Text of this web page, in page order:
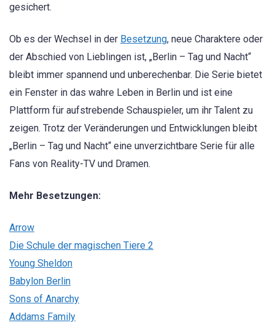
gesichert.
Ob es der Wechsel in der Besetzung, neue Charaktere oder
der Abschied von Lieblingen ist, „Berlin – Tag und Nacht“
bleibt immer spannend und unberechenbar. Die Serie bietet
ein Fenster in das wahre Leben in Berlin und ist eine
Plattform für aufstrebende Schauspieler, um ihr Talent zu
zeigen. Trotz der Veränderungen und Entwicklungen bleibt
„Berlin – Tag und Nacht“ eine unverzichtbare Serie für alle
Fans von Reality-TV und Dramen.
Mehr Besetzungen:
Arrow
Die Schule der magischen Tiere 2
Young Sheldon
Babylon Berlin
Sons of Anarchy
Addams Family